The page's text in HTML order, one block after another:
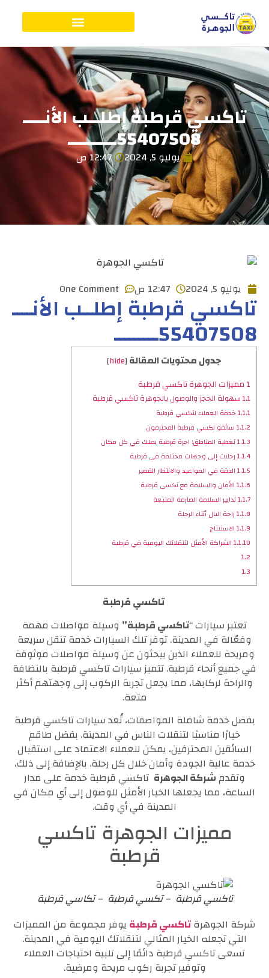
تاكسي قرطبة إطلــب الأنــــ
55407508ـــــــــ
يوليو 5, 2024 12:47 ص
يوليو 5, 2024 12:47 ص One Comment
تاكسي قرطبة إطلــب الأنــــ
55407508ـــــــــ
جدول محتويات المقالة [
hide
]
1مميزات الجوهرة تاكسي قرطبة
1.1سهولة الحجز والوصول بالجوهرة تاكسي قرطبة
1.1.1خدمة العملاء لتكسي قرطبة
1.1.2سائقو تكسي قرطبة المحترفون
1.1.3تغطية المناطق: اجرة قرطبة يصلك في كل مكان
1.1.4رحلات إلى وجهات مختلفة في قرطبة
1.1.5الدقة في المواعيد والانتظار القصير
1.1.6الأمان والسلامة مع تكسي قرطبة
1.1.7تدابير السلامة الصارمة المتبعة
1.1.8راحة البال أثناء الرحلة
1.1.9الاستنتاج
1.1.10الشراكة الأمثل لتنقلاتك اليومية في قرطبة
1.2
1.3
تاكسي قرطبة
تعتبر سيارات “تاكسي قرطبة” وسيلة مواصلات مهمة
وفعّالة في المدينة. توفر تلك السيارات خدمة تنقل سريعة
ومريحة للعملاء الذين يبحثون عن وسيلة مواصلات موثوقة
في جميع أنحاء قرطبة. تتميز سيارات تاكسي قرطبة بالنظافة
والراحة لركابها، مما يجعل تجربة الركوب إلى وجهتهم أكثر
متعة.
بفضل خدمة شاملة المواصفات، تُعد سيارات تاكسي قرطبة
خيارًا مناسبًا لتنقلات الناس في المدينة. بفضل طاقم
السائقين المحترفين، يمكن للعملاء الاعتماد على استقبال
خدمة عالية الجودة وأمان خلال كل رحلة. بالإضافة إلى ذلك،
وتقدمشركة الجوهرة تاكسي قرطبة خدمة على مدار
الساعة، مما يجعلها الخيار الأمثل للوصول إلى أي مكان في
المدينة في أي وقت.
مميزات الجوهرة تاكسي
قرطبة
تاكسي قرطبة – تكسي قرطبة – تكاسي قرطبة
شركة الجوهرةتاكسي قرطبة يوفر مجموعة من المميزات
التي تجعله الخيار المثالي لتنقلاتك اليومية في المدينة.
تسعى تاكسي قرطبة دائمًا إلى تلبية احتياجات العملاء
وتوفير تجربة ركوب مريحة ومرضية.